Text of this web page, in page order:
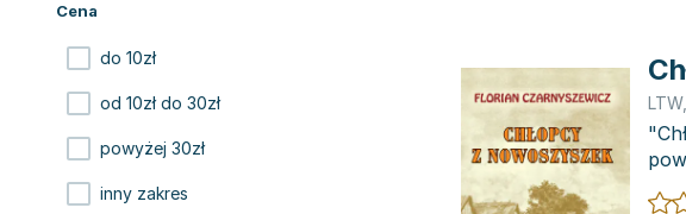
Cena
do 10zł
od 10zł do 30zł
powyżej 30zł
inny zakres
LTW,